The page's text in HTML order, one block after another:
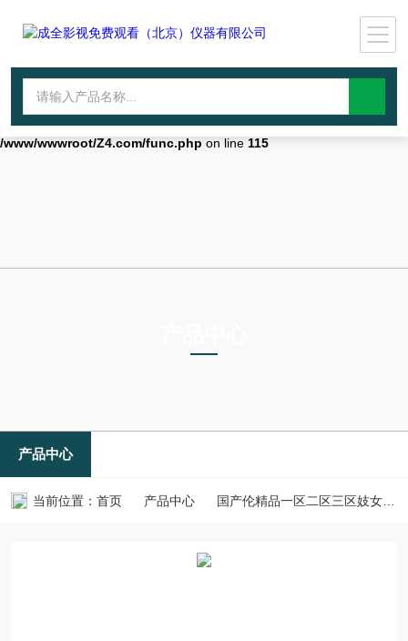
Warning: mkdir(): No space left on device in
file_put_contents(./cachefile_yuan/wwyjgs.com/cache/71/81f0a/
failed to open stream: No such file or directory in
/www/wwwroot/Z4.com/func.php on line 115
产品中心
当前位置： 首页 产品中心 国产伦精品一区二区三区妓女